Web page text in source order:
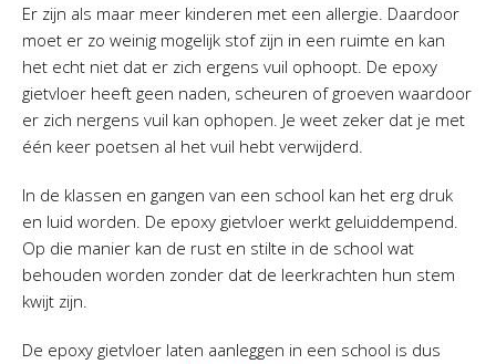
Er zijn als maar meer kinderen met een allergie. Daardoor
moet er zo weinig mogelijk stof zijn in een ruimte en kan
het echt niet dat er zich ergens vuil ophoopt. De epoxy
gietvloer heeft geen naden, scheuren of groeven waardoor
er zich nergens vuil kan ophopen. Je weet zeker dat je met
één keer poetsen al het vuil hebt verwijderd.
In de klassen en gangen van een school kan het erg druk
en luid worden. De epoxy gietvloer werkt geluiddempend.
Op die manier kan de rust en stilte in de school wat
behouden worden zonder dat de leerkrachten hun stem
kwijt zijn.
De epoxy gietvloer laten aanleggen in een school is dus